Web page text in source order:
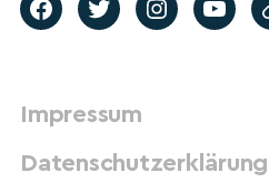
Impressum
Datenschutzerklärung